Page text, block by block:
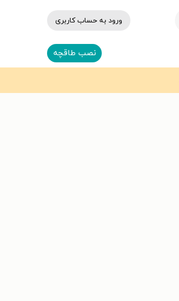
ورود به حساب کاربری
نصب طاقچه